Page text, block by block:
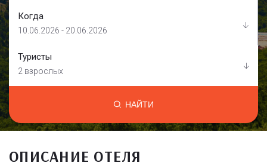
Когда
10.06.2026 - 20.06.2026
Туристы
2 взрослых
НАЙТИ
ОПИСАНИЕ ОТЕЛЯ